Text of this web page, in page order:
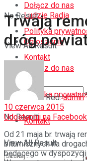
Dołącz do nas
Polityka
Kontakt
No Result
View All Result
Ludzie Radia
Ogłoszenia
Dołącz do nas
Polityka
Kontakt
No Result
View All Result
Trwają
dróg
Red. admin
10 czerwca 2015
Udostępnij na Facebook
Od 21 maja br. trwają
bitumicznych na
będącego w